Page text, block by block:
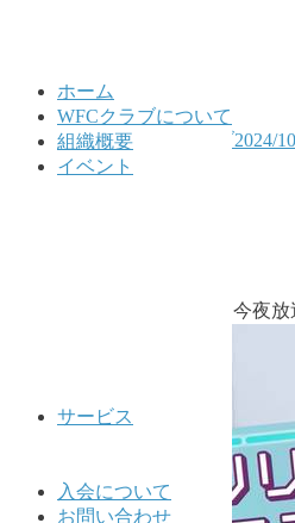
ホーム
WFCクラブについて
組織概要
イベント
サービス
入会について
お問い合わせ
HOME
公式LINEアーカイブ2024/10
2024/10/10
【VXer バラエティー番組 今夜放